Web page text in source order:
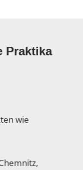
Praktika
wie